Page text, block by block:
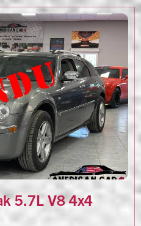
5.7L V8 4x4